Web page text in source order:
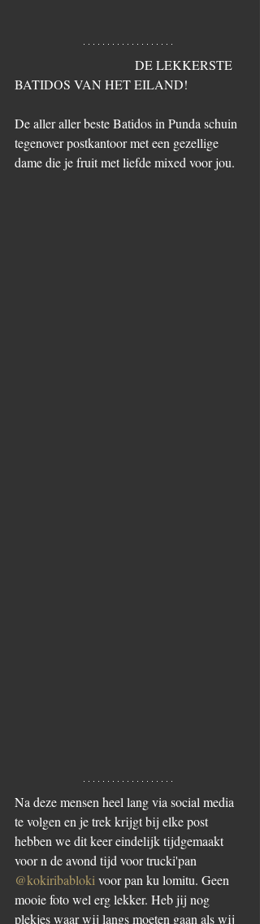
BATIDOS VAN HET EILAND!
De aller aller beste Batidos in Punda schuin
tegenover postkantoor met een gezellige
dame die je fruit met liefde mixed voor jou.
Na deze mensen heel lang via social media
te volgen en je trek krijgt bij elke post
hebben we dit keer eindelijk tijdgemaakt
voor n de avond tijd voor trucki'pan
@kokiribabloki voor pan ku lomitu. Geen
mooie foto wel erg lekker. Heb jij nog
plekjes waar wij langs moeten gaan als wij